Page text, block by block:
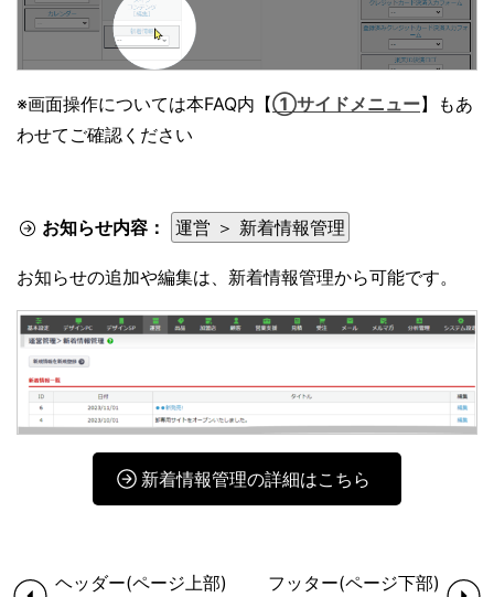
※画面操作については本FAQ内【①サイドメニュー】もあ
わせてご確認ください
お知らせ内容： 運営 ＞ 新着情報管理
お知らせの追加や編集は、新着情報管理から可能です。
新着情報管理の詳細はこちら
ヘッダー(ページ上部)
フッター(ページ下部)